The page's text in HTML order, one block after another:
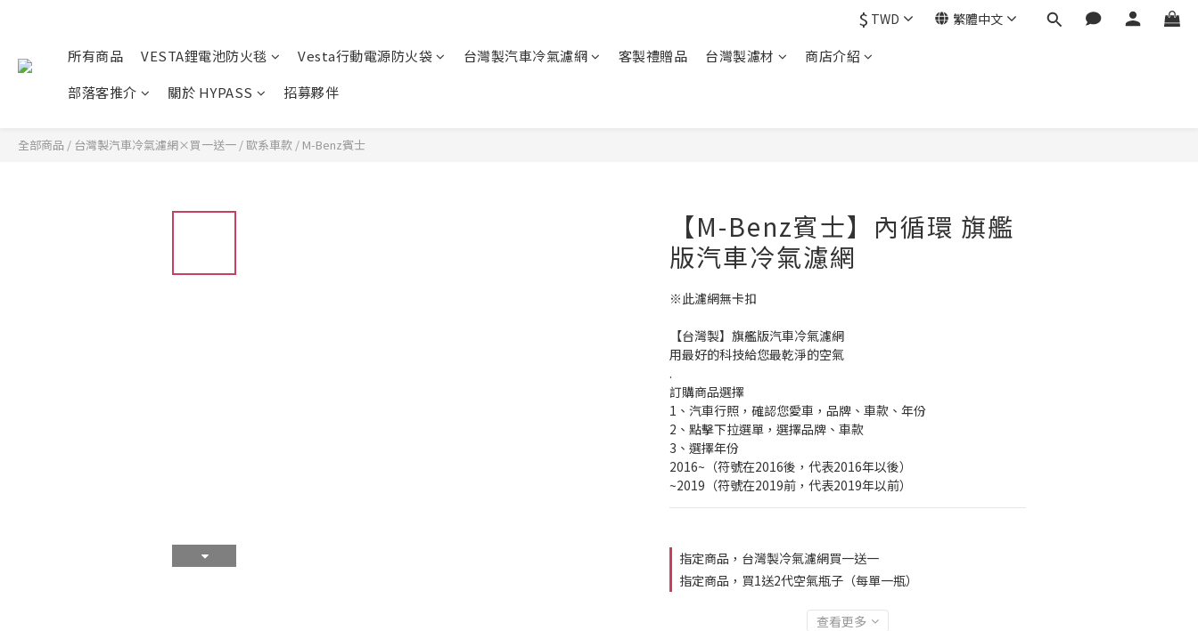
$ TWD 繁體中文
所有商品 VESTA鋰電池防火毯 Vesta行動電源防火袋 台灣製汽車冷氣濾網 客製禮贈品 台灣製濾材
商店介紹
部落客推介
關於 HYPASS 招募夥伴
全部商品 / 台灣製汽車冷氣濾網×買一送一 /歐系車款 / M-Benz賓士
【M-Benz賓士】內循環 旗艦
版汽車冷氣濾網
※此濾網無卡扣
【台灣製】旗艦版汽車冷氣濾網
用最好的科技給您最乾淨的空氣
.
訂購商品選擇
1、汽車行照，確認您愛車，品牌、車款、年份
2、點擊下拉選單，選擇品牌、車款
3、選擇年份
2016~（符號在2016後，代表2016年以後）
~2019（符號在2019前，代表2019年以前）
指定商品，台灣製冷氣濾網買一送一
指定商品，買1送2代空氣瓶子（每單一瓶）
查看更多